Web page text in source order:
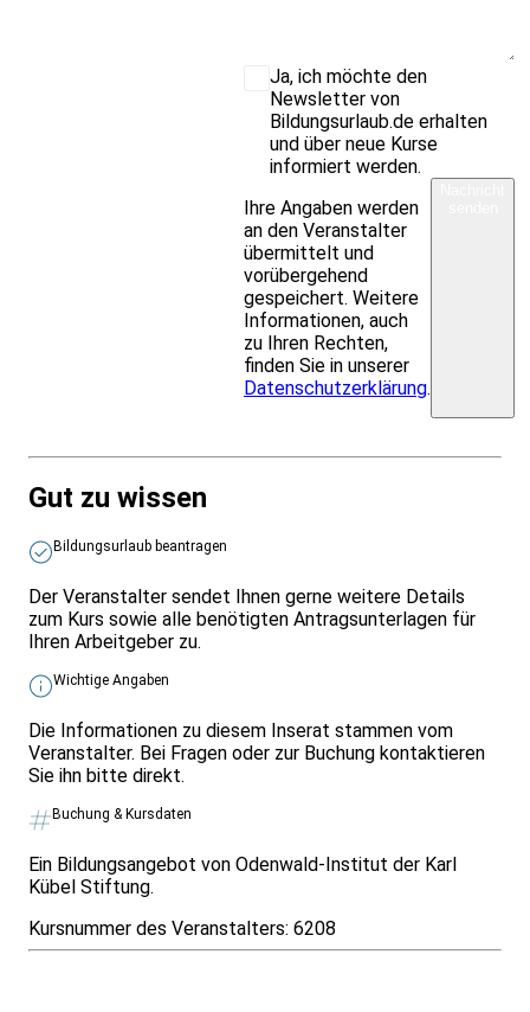
Ja, ich möchte den
Newsletter von
Bildungsurlaub.de erhalten
und über neue Kurse
informiert werden.
Ihre Angaben werden
an den Veranstalter
übermittelt und
vorübergehend
gespeichert. Weitere
Informationen, auch
zu Ihren Rechten,
finden Sie in unserer
Datenschutzerklärung.
Gut zu wissen
Bildungsurlaub beantragen
Der Veranstalter sendet Ihnen gerne weitere Details
zum Kurs sowie alle benötigten Antragsunterlagen für
Ihren Arbeitgeber zu.
Wichtige Angaben
Die Informationen zu diesem Inserat stammen vom
Veranstalter. Bei Fragen oder zur Buchung kontaktieren
Sie ihn bitte direkt.
Buchung & Kursdaten
Ein Bildungsangebot von Odenwald-Institut der Karl
Kübel Stiftung.
Kursnummer des Veranstalters: 6208